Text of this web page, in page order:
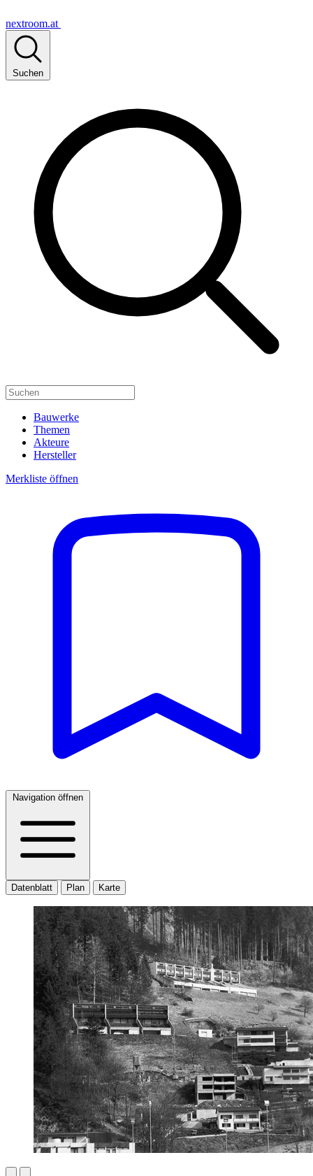
nextroom.at
Suchen
Bauwerke
Themen
Akteure
Hersteller
Merkliste öffnen
Navigation öffnen
Datenblatt Plan Karte